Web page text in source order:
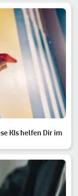
KIs helfen Dir im